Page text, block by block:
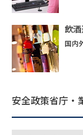
飲
国内
安全政策省庁・